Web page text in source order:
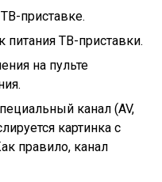
приставке.
питания ТВ-приставки.
на пульте
канал (AV,
картинка с
правило, канал